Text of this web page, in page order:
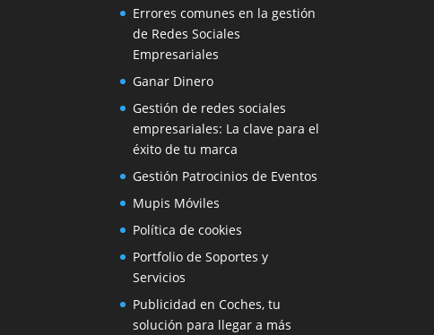
Errores comunes en la gestión
de Redes Sociales
Empresariales
Ganar Dinero
Gestión de redes sociales
empresariales: La clave para el
éxito de tu marca
Gestión Patrocinios de Eventos
Mupis Móviles
Política de cookies
Portfolio de Soportes y
Servicios
Publicidad en Coches, tu
solución para llegar a más